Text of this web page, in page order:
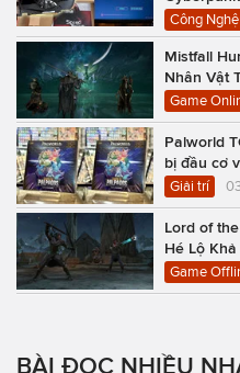
Công Nghệ
Mistfall
Nhân Vật
Game
Palworld
bị đầu cơ
Giải trí
Lord of
Hé Lộ
Game
BÀI ĐỌC NHIỀU